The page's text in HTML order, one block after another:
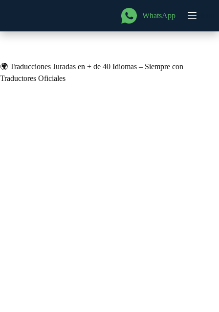
WhatsApp
🌍 Traducciones Juradas en + de 40 Idiomas – Siempre con
Traductores Oficiales